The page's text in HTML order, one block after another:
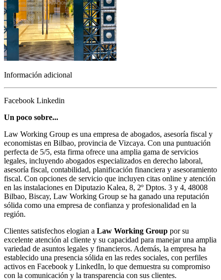
Información adicional
Facebook Linkedin
Un poco sobre...
Law Working Group es una empresa de abogados, asesoría fiscal y
economistas en Bilbao, provincia de Vizcaya. Con una puntuación
perfecta de 5/5, esta firma ofrece una amplia gama de servicios
legales, incluyendo abogados especializados en derecho laboral,
asesoría fiscal, contabilidad, planificación financiera y asesoramiento
fiscal. Con opciones de servicio que incluyen citas online y atención
en las instalaciones en Diputazio Kalea, 8, 2º Dptos. 3 y 4, 48008
Bilbao, Biscay, Law Working Group se ha ganado una reputación
sólida como una empresa de confianza y profesionalidad en la
región.
Clientes satisfechos elogian a Law Working Group por su
excelente atención al cliente y su capacidad para manejar una amplia
variedad de asuntos legales y financieros. Además, la empresa ha
establecido una presencia sólida en las redes sociales, con perfiles
activos en Facebook y LinkedIn, lo que demuestra su compromiso
con la comunicación y la transparencia con sus clientes.